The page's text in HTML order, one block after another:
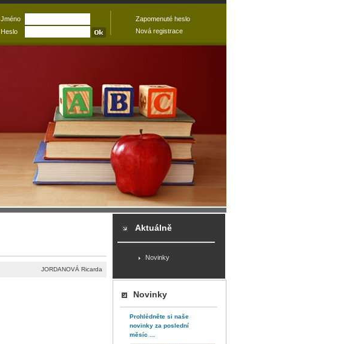
JORDANOVÁ Ricarda
Aktuálně
Novinky
Novinky
Prohlédněte si naše
novinky za poslední
měsíc ...
Jméno
Heslo
Zapomenuté heslo
Nová registrace